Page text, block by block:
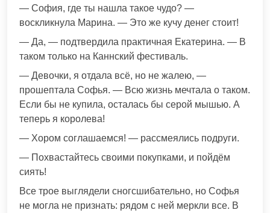
— София, где ты нашла такое чудо? —
воскликнула Марина. — Это же кучу денег стоит!
— Да, — подтвердила практичная Екатерина. — В
таком только на Каннский фестиваль.
— Девочки, я отдала всё, но не жалею, —
прошептала Софья. — Всю жизнь мечтала о таком.
Если бы не купила, осталась бы серой мышью. А
теперь я королева!
— Хором соглашаемся! — рассмеялись подруги.
— Похвастайтесь своими покупками, и пойдём
сиять!
Все трое выглядели сногсшибательно, но Софья
не могла не признать: рядом с ней меркли все. В